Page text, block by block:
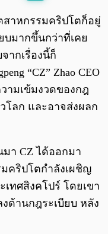
/ 0:00
สาหกรรมคริปโตก็อยู่
บมากขึ้นกว่าที่เคย
ากเรื่องนี้ก็
“CZ” Zhao CEO
ามเข้มงวดของกฎ
โลก และอาจส่งผลก
า CZ ได้ออกมา
คริปโตกำลังเผชิญ
เทศสิงคโปร์ โดยเขา
ด้านกฎระเบียบ หลัง